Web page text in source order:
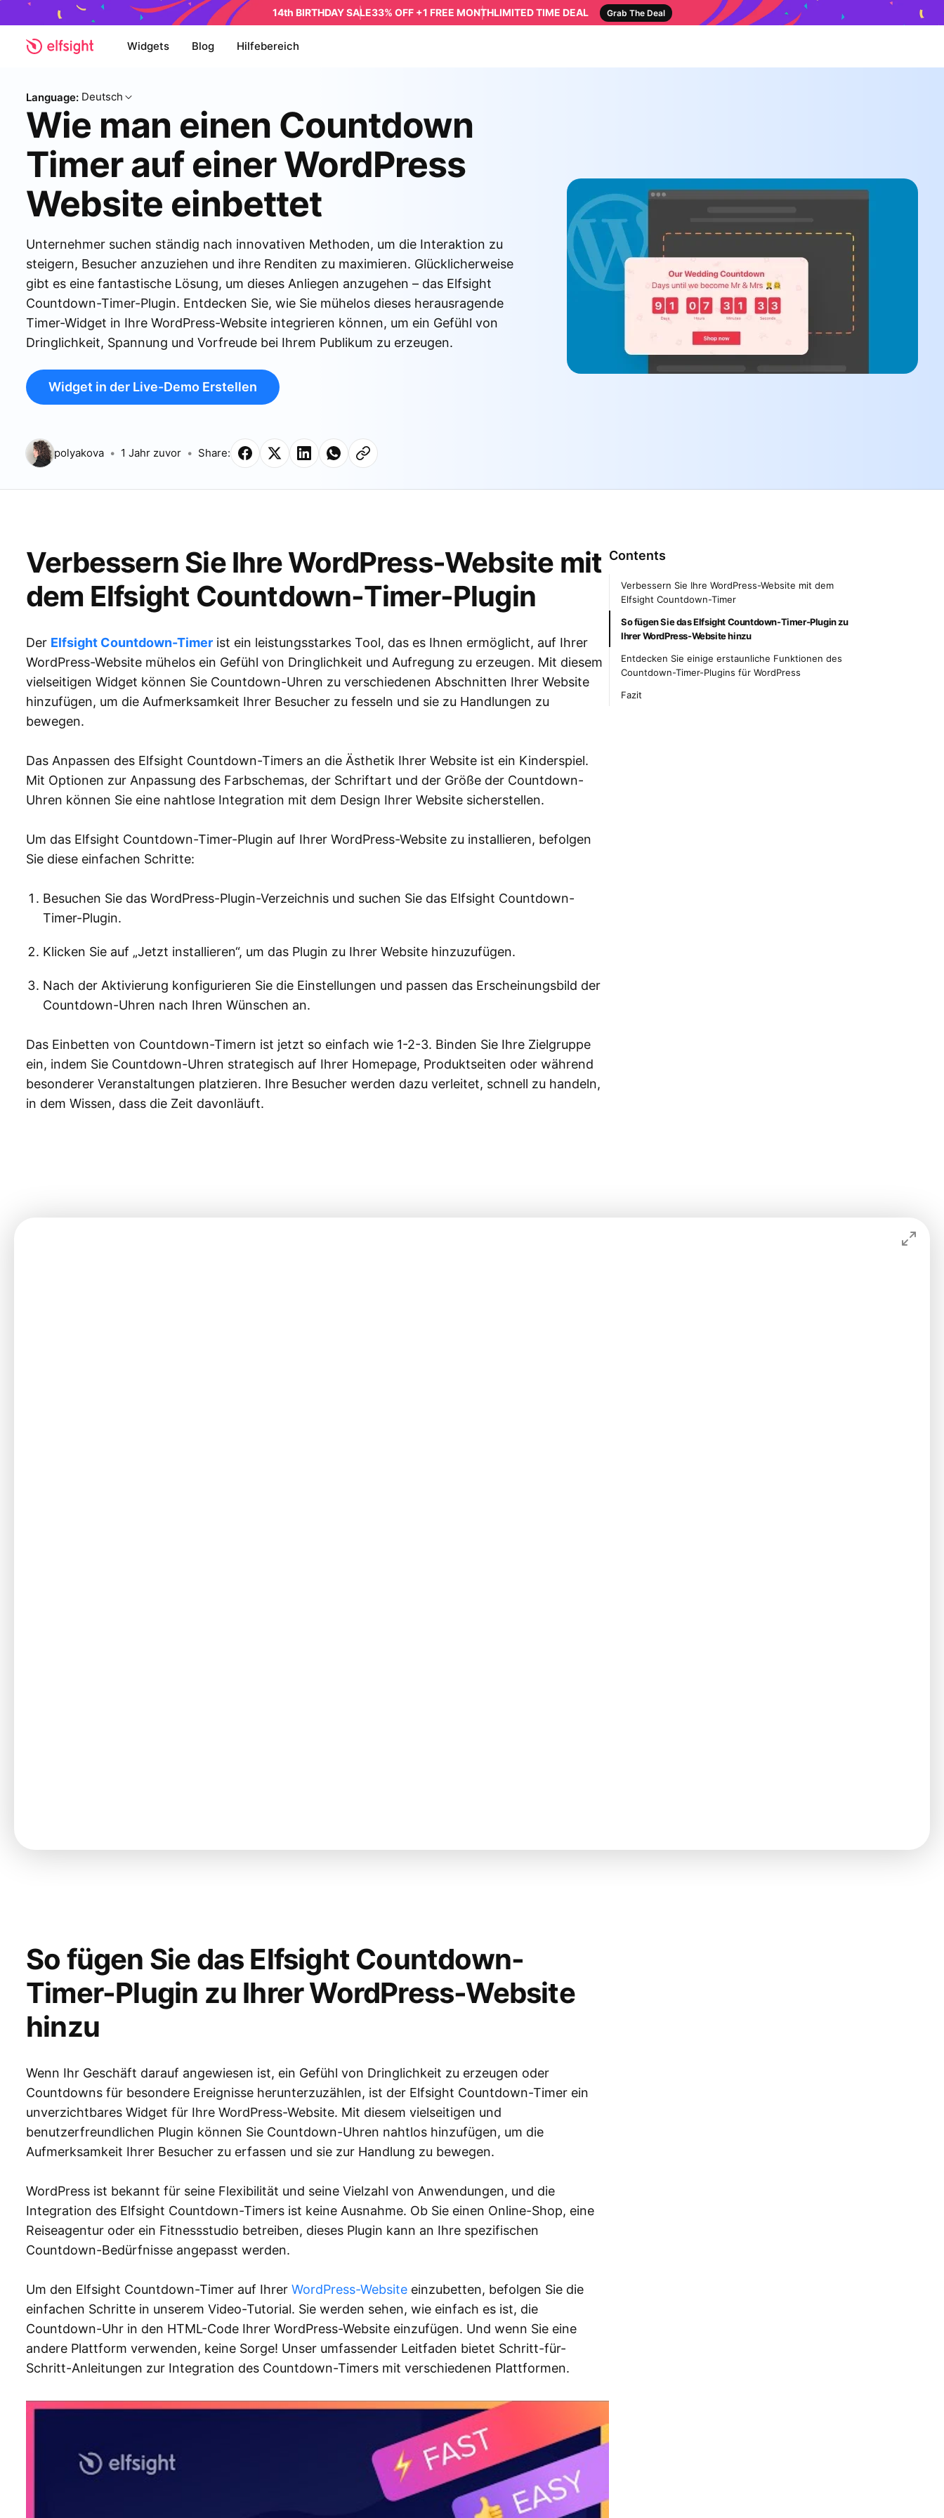
14th BIRTHDAY SALE33% OFF +1 FREE MONTHLIMITED TIME DEAL Grab The Deal
Widgets Blog Hilfebereich
Language: Deutsch
Wie man einen Countdown
Timer auf einer WordPress
Website einbettet
Unternehmer suchen ständig nach innovativen Methoden, um die Interaktion zu
steigern, Besucher anzuziehen und ihre Renditen zu maximieren. Glücklicherweise
gibt es eine fantastische Lösung, um dieses Anliegen anzugehen – das Elfsight
Countdown-Timer-Plugin. Entdecken Sie, wie Sie mühelos dieses herausragende
Timer-Widget in Ihre WordPress-Website integrieren können, um ein Gefühl von
Dringlichkeit, Spannung und Vorfreude bei Ihrem Publikum zu erzeugen.
Widget in der Live-Demo Erstellen
polyakova 1 Jahr zuvor Share:
Verbessern Sie Ihre WordPress-Website mit
dem Elfsight Countdown-Timer-Plugin
Der Elfsight Countdown-Timer ist ein leistungsstarkes Tool, das es Ihnen ermöglicht, auf Ihrer
WordPress-Website mühelos ein Gefühl von Dringlichkeit und Aufregung zu erzeugen. Mit diesem
vielseitigen Widget können Sie Countdown-Uhren zu verschiedenen Abschnitten Ihrer Website
hinzufügen, um die Aufmerksamkeit Ihrer Besucher zu fesseln und sie zu Handlungen zu
bewegen.
Das Anpassen des Elfsight Countdown-Timers an die Ästhetik Ihrer Website ist ein Kinderspiel.
Mit Optionen zur Anpassung des Farbschemas, der Schriftart und der Größe der Countdown-
Uhren können Sie eine nahtlose Integration mit dem Design Ihrer Website sicherstellen.
Um das Elfsight Countdown-Timer-Plugin auf Ihrer WordPress-Website zu installieren, befolgen
Sie diese einfachen Schritte:
Besuchen Sie das WordPress-Plugin-Verzeichnis und suchen Sie das Elfsight Countdown-
Timer-Plugin.
Klicken Sie auf „Jetzt installieren“, um das Plugin zu Ihrer Website hinzuzufügen.
Nach der Aktivierung konfigurieren Sie die Einstellungen und passen das Erscheinungsbild der
Countdown-Uhren nach Ihren Wünschen an.
Das Einbetten von Countdown-Timern ist jetzt so einfach wie 1-2-3. Binden Sie Ihre Zielgruppe
ein, indem Sie Countdown-Uhren strategisch auf Ihrer Homepage, Produktseiten oder während
besonderer Veranstaltungen platzieren. Ihre Besucher werden dazu verleitet, schnell zu handeln,
in dem Wissen, dass die Zeit davonläuft.
So fügen Sie das Elfsight Countdown-
Timer-Plugin zu Ihrer WordPress-Website
hinzu
Wenn Ihr Geschäft darauf angewiesen ist, ein Gefühl von Dringlichkeit zu erzeugen oder
Countdowns für besondere Ereignisse herunterzuzählen, ist der Elfsight Countdown-Timer ein
unverzichtbares Widget für Ihre WordPress-Website. Mit diesem vielseitigen und
benutzerfreundlichen Plugin können Sie Countdown-Uhren nahtlos hinzufügen, um die
Aufmerksamkeit Ihrer Besucher zu erfassen und sie zur Handlung zu bewegen.
WordPress ist bekannt für seine Flexibilität und seine Vielzahl von Anwendungen, und die
Integration des Elfsight Countdown-Timers ist keine Ausnahme. Ob Sie einen Online-Shop, eine
Reiseagentur oder ein Fitnessstudio betreiben, dieses Plugin kann an Ihre spezifischen
Countdown-Bedürfnisse angepasst werden.
Um den Elfsight Countdown-Timer auf Ihrer WordPress-Website einzubetten, befolgen Sie die
einfachen Schritte in unserem Video-Tutorial. Sie werden sehen, wie einfach es ist, die
Countdown-Uhr in den HTML-Code Ihrer WordPress-Website einzufügen. Und wenn Sie eine
andere Plattform verwenden, keine Sorge! Unser umfassender Leitfaden bietet Schritt-für-
Schritt-Anleitungen zur Integration des Countdown-Timers mit verschiedenen Plattformen.
Contents
Verbessern Sie Ihre WordPress-Website mit dem
Elfsight Countdown-Timer
So fügen Sie das Elfsight Countdown-Timer-Plugin zu
Ihrer WordPress-Website hinzu
Entdecken Sie einige erstaunliche Funktionen des
Countdown-Timer-Plugins für WordPress
Fazit